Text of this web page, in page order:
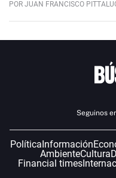
POR JUAN FRANCISCO
Seguinos
PolíticaInformación
AmbienteCultura
Financial times